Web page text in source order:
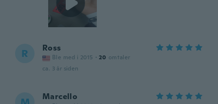
R Ross
Ble med i 2015 · 20 omtaler
ca. 3 år siden
Marcello